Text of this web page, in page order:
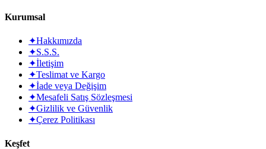
Kurumsal
✦Hakkımızda
✦S.S.S.
✦İletişim
✦Teslimat ve Kargo
✦İade veya Değişim
✦Mesafeli Satış Sözleşmesi
✦Gizlilik ve Güvenlik
✦Çerez Politikası
Keşfet